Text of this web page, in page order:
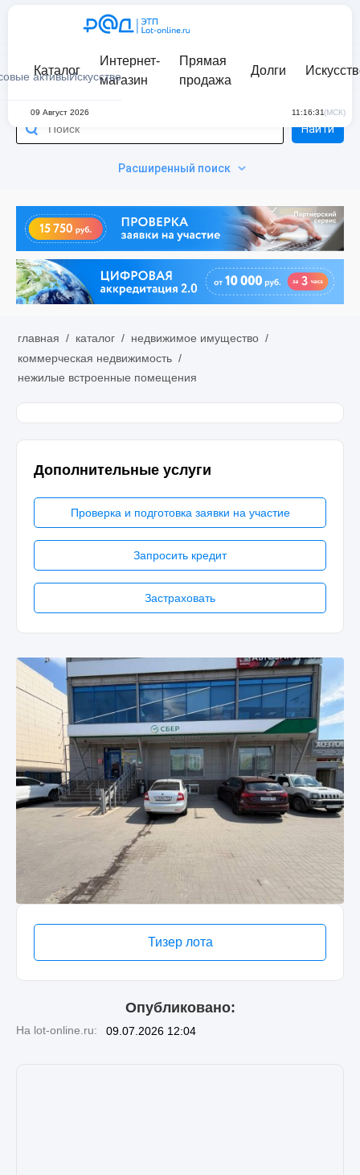
активыИскусство
Каталог
Интернет-
магазин
Прямая
продажа
Долги
09 Август 2026 11:16:31(МСК)
Расширенный поиск
Найти
главная / каталог / недвижимое имущество /
коммерческая недвижимость /
нежилые встроенные помещения
Дополнительные услуги
Проверка и подготовка заявки на участие
Запросить кредит
Застраховать
Тизер лота
Опубликовано:
На lot-online.ru: 09.07.2026 12:04